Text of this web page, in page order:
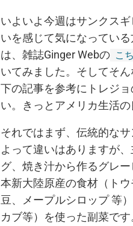
いよいよ今週はサンクス
いを感じて気になってい
は、雑誌Ginger Webの こ
いてみました。そしてそ
下の記事を参考にトレジ
い。きっとアメリカ生活の
それではまず、伝統的な
よって違いはありますが
グ、焼き汁から作るグレ
本新大陸原産の食材（ト
豆、メープルシロップ 等
カブ等）を使った副菜で